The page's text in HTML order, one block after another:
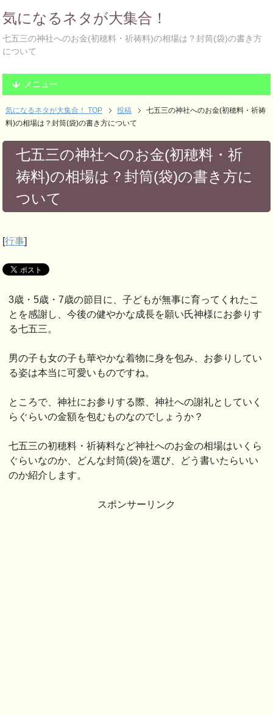
気になるネタが大集合！
七五三の神社へのお金(初穂料・祈祷料)の相場は？封筒(袋)の書き方
について
メニュー
気になるネタが大集合！ TOP 投稿
七五三の神社へのお金(初穂料・祈祷
料)の相場は？封筒(袋)の書き方について
七五三の神社へのお金(初穂料・祈
祷料)の相場は？封筒(袋)の書き方に
ついて
[行事]
3歳・5歳・7歳の節目に、子どもが無事に育ってくれたこ
とを感謝し、今後の健やかな成長を願い氏神様にお参りす
る七五三。
男の子も女の子も華やかな着物に身を包み、お参りしてい
る姿は本当に可愛いものですね。
ところで、神社にお参りする際、神社への謝礼としていく
らぐらいの金額を包むものなのでしょうか？
七五三の初穂料・祈祷料など神社へのお金の相場はいくら
ぐらいなのか、どんな封筒(袋)を選び、どう書いたらいい
のか紹介します。
スポンサーリンク